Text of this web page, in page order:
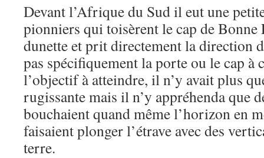
Devant l’Afrique du Sud il eut une
pionniers qui toisèrent le cap de Bonne
dunette et prit directement la direction
pas spécifiquement la porte ou le cap à
l’objectif à atteindre, il n’y avait plus
rugissante mais il n’y appréhenda que
bouchaient quand même l’horizon en
faisaient plonger l’étrave avec des
terre.